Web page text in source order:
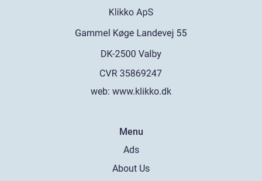
web: www.klikko.dk
Menu
Ads
About Us